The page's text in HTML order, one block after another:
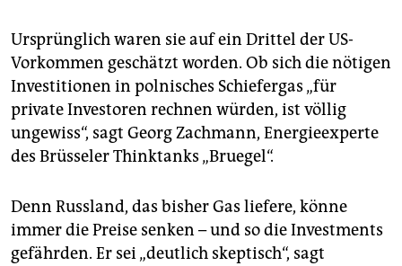
Ursprünglich waren sie auf ein Drittel der US-
Vorkommen geschätzt worden. Ob sich die nötigen
Investitionen in polnisches Schiefergas „für
private Investoren rechnen würden, ist völlig
ungewiss“, sagt Georg Zachmann, Energieexperte
des Brüsseler Thinktanks „Bruegel“.
Denn Russland, das bisher Gas liefere, könne
immer die Preise senken – und so die Investments
gefährden. Er sei „deutlich skeptisch“, sagt